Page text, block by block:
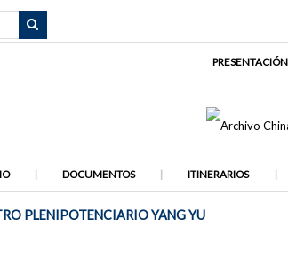
PRESENTACIÓN
DOCUMENTOS ITINERARIOS
PLENIPOTENCIARIO YANG YU